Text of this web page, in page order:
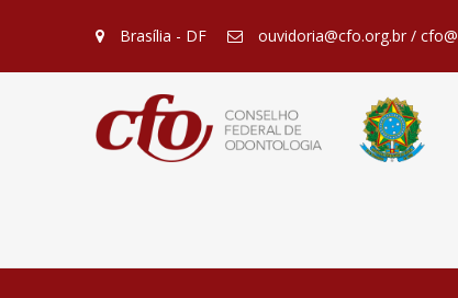
Brasília - DF ouvidoria@cfo.org.br /